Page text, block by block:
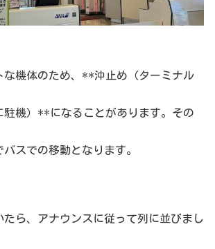
な機体のため、**沖止め（ターミナル
駐機）**になることがあります。その
スでの移動となります。
たら、アナウンスに従って列に並びまし